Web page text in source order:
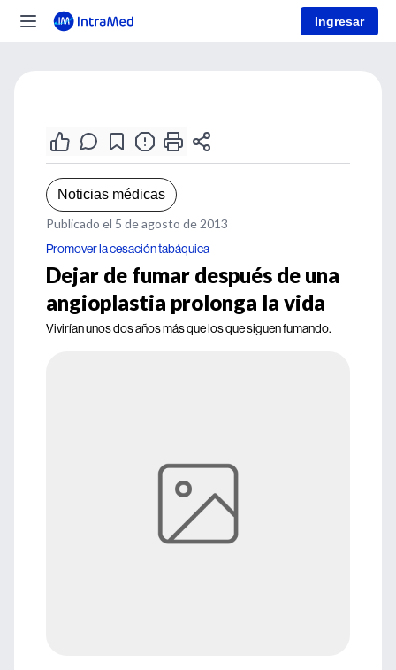
Ingresar
Noticias médicas
Publicado el 5 de agosto de 2013
Promover la cesación tabáquica
Dejar de fumar después de una
angioplastia prolonga la vida
Vivirían unos dos años más que los que siguen fumando.